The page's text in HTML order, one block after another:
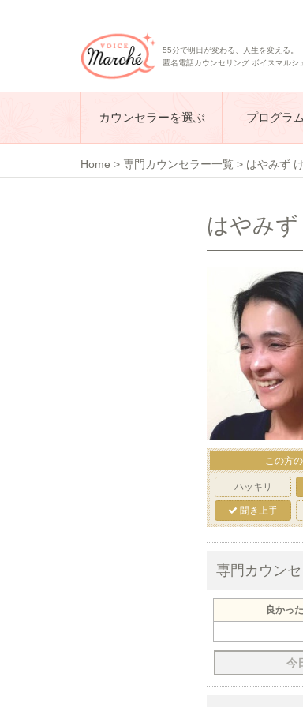
55分で明日が変わる、人生を変える。
匿名電話カウンセリング ボイスマルシ
カウンセラーを選ぶ プログラ
Home > 専門カウンセラー一覧 > はやみず
はやみ
この方
ハッキリ
聞き上手
専門カウン
良かった
今